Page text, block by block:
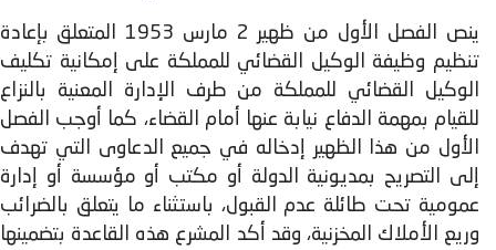
ينص الفصل الأول من ظهير 2 مارس 1953 المتعلق بإعادة
تنظيم وظيفة الوكيل القضائي للمملكة على إمكانية تكليف
الوكيل القضائي للمملكة من طرف الإدارة المعنية بالنزاع
للقيام بمهمة الدفاع نيابة عنها أمام القضاء، كما أوجب الفصل
الأول من هذا الظهير إدخاله في جميع الدعاوى التي تهدف
إلى التصريح بمديونية الدولة أو مكتب أو مؤسسة أو إدارة
عمومية تحت طائلة عدم القبول، باستثناء ما يتعلق بالضرائب
وريع الأملاك المخزنية، وقد أكد المشرع هذه القاعدة بتضمينها